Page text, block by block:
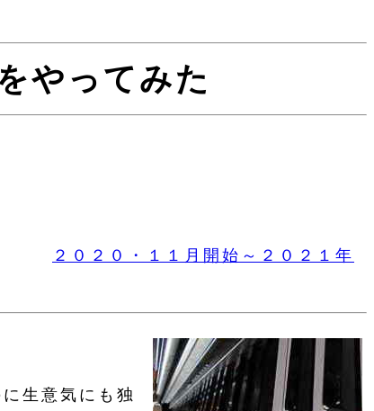
やってみた
２０２０・１１月開始～２０２１年
生意気にも独